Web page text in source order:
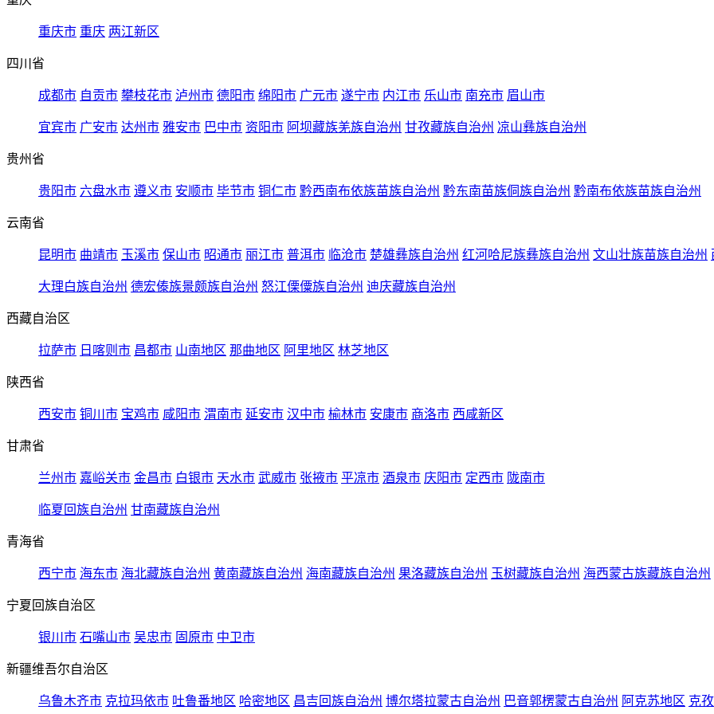
重庆市 重庆 两江新区
四川省
成都市 自贡市 攀枝花市 泸州市 德阳市 绵阳市 广元市 遂宁市 内江市 乐山市 南充市 眉山市
宜宾市 广安市 达州市 雅安市 巴中市 资阳市 阿坝藏族羌族自治州 甘孜藏族自治州 凉山彝族自治州
贵州省
贵阳市 六盘水市 遵义市 安顺市 毕节市 铜仁市 黔西南布依族苗族自治州 黔东南苗族侗族自治州 黔南布依族苗族自治州
云南省
昆明市 曲靖市 玉溪市 保山市 昭通市 丽江市 普洱市 临沧市 楚雄彝族自治州 红河哈尼族彝族自治州 文山壮族苗族自治州
大理白族自治州 德宏傣族景颇族自治州 怒江傈僳族自治州 迪庆藏族自治州
西藏自治区
拉萨市 日喀则市 昌都市 山南地区 那曲地区 阿里地区 林芝地区
陕西省
西安市 铜川市 宝鸡市 咸阳市 渭南市 延安市 汉中市 榆林市 安康市 商洛市 西咸新区
甘肃省
兰州市 嘉峪关市 金昌市 白银市 天水市 武威市 张掖市 平凉市 酒泉市 庆阳市 定西市 陇南市
临夏回族自治州 甘南藏族自治州
青海省
西宁市 海东市 海北藏族自治州 黄南藏族自治州 海南藏族自治州 果洛藏族自治州 玉树藏族自治州 海西蒙古族藏族自治州
宁夏回族自治区
银川市 石嘴山市 吴忠市 固原市 中卫市
新疆维吾尔自治区
乌鲁木齐市 克拉玛依市 吐鲁番地区 哈密地区 昌吉回族自治州 博尔塔拉蒙古自治州 巴音郭楞蒙古自治州 阿克苏地区 克